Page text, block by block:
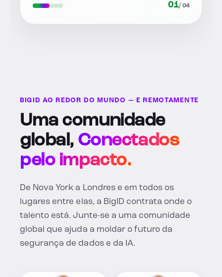
02/ 04
BIGID AO REDOR DO MUNDO — E REMOTAMENTE
Uma comunidade
global, Conectados
pelo impacto.
De Nova York a Londres e em todos os
lugares entre elas, a BigID contrata onde o
talento está. Junte-se a uma comunidade
global que ajuda a moldar o futuro da
segurança de dados e da IA.